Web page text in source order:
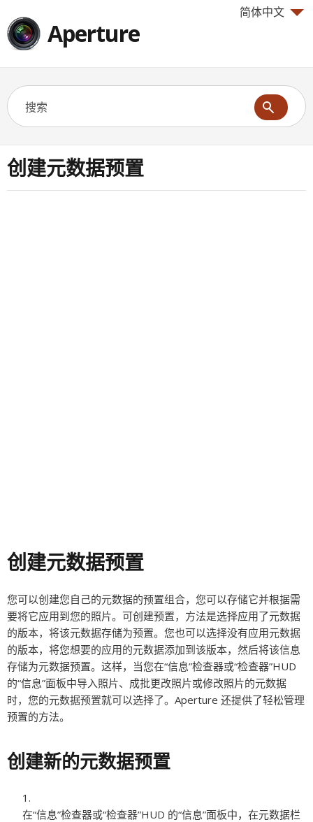
简体中文
Aperture
创建元数据预置
创建元数据预置
您可以创建您自己的元数据的预置组合，您可以存储它并根据需
要将它应用到您的照片。可创建预置，方法是选择应用了元数据
的版本，将该元数据存储为预置。您也可以选择没有应用元数据
的版本，将您想要的应用的元数据添加到该版本，然后将该信息
存储为元数据预置。这样，当您在“信息”检查器或“检查器”HUD
的“信息”面板中导入照片、成批更改照片或修改照片的元数据
时，您的元数据预置就可以选择了。Aperture 还提供了轻松管理
预置的方法。
创建新的元数据预置
在“信息”检查器或“检查器”HUD 的“信息”面板中，在元数据栏